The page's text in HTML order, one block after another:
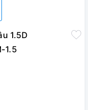
1.5D
1.5